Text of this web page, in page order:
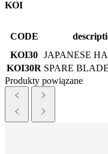
KOI
CODE
KOI30 JAPANESE
KOI30R SPARE BLADE
Produkty powiązane